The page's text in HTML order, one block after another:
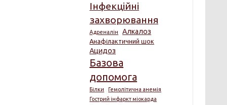
Інфекційні
захворювання
Адреналін Алкалоз
Анафілактичний шок
Ацидоз
Базова
допомога
Білки
Гемолітична анемія
Гострий інфаркт міокарда